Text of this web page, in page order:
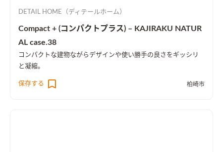
DETAIL HOME（ディテールホーム）
Compact + (コンパクトプラス) – KAJIRAKU NATUR
AL case.38
コンパクトな建物ながらデザインや使い勝手の良さをギッシリ
と凝縮。
保存する 柏崎市